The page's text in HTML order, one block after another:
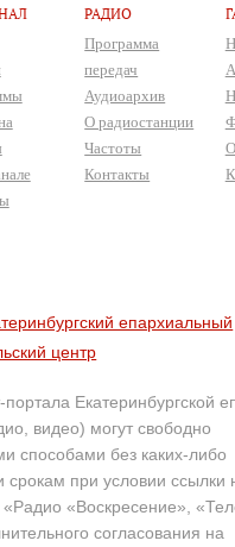
РАДИО
Программа
передач
Аудиоархив
О радиостанции
Частоты
Контакты
епархиальный
центр
Екатеринбургской
видео) могут свободно
способами без каких-либо
при условии ссылки
«Радио «Воскресение»,
согласования на